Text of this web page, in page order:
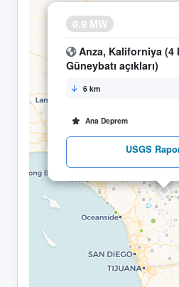
0.9 MW
Anza, Kaliforniya (4
Güneybatı açıkları)
6 km
Ana Deprem
USGS